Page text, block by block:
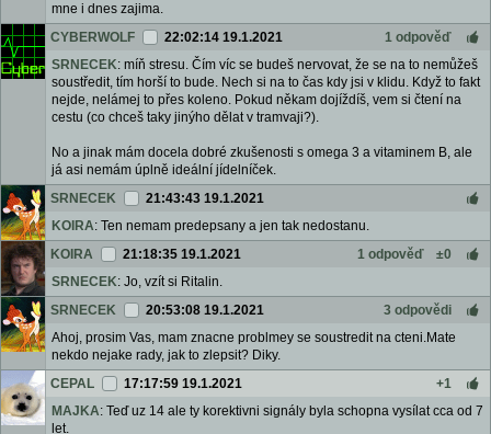
mne i dnes zajima.
CYBERWOLF
22:02:14 19.1.2021
1 odpověď
SRNECEK: míň stresu. Čím víc se budeš nervovat, že se na to nemůžeš
soustředit, tím horší to bude. Nech si na to čas kdy jsi v klidu. Když to fakt
nejde, nelámej to přes koleno. Pokud někam dojíždíš, vem si čtení na
cestu (co chceš taky jinýho dělat v tramvaji?).
No a jinak mám docela dobré zkušenosti s omega 3 a vitaminem B, ale
já asi nemám úplně ideální jídelníček.
SRNECEK
21:43:43 19.1.2021
KOIRA: Ten nemam predepsany a jen tak nedostanu.
KOIRA
21:18:35 19.1.2021 1 odpověď
±0
SRNECEK: Jo, vzít si Ritalin.
SRNECEK
20:53:08 19.1.2021
3 odpovědi
Ahoj, prosim Vas, mam znacne problmey se soustredit na cteni.Mate
nekdo nejake rady, jak to zlepsit? Diky.
CEPAL
17:17:59 19.1.2021
+1
MAJKA: Teď uz 14 ale ty korektivni signály byla schopna vysílat cca od 7
let.